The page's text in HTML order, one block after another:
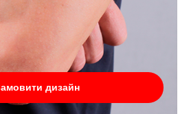
дизайн